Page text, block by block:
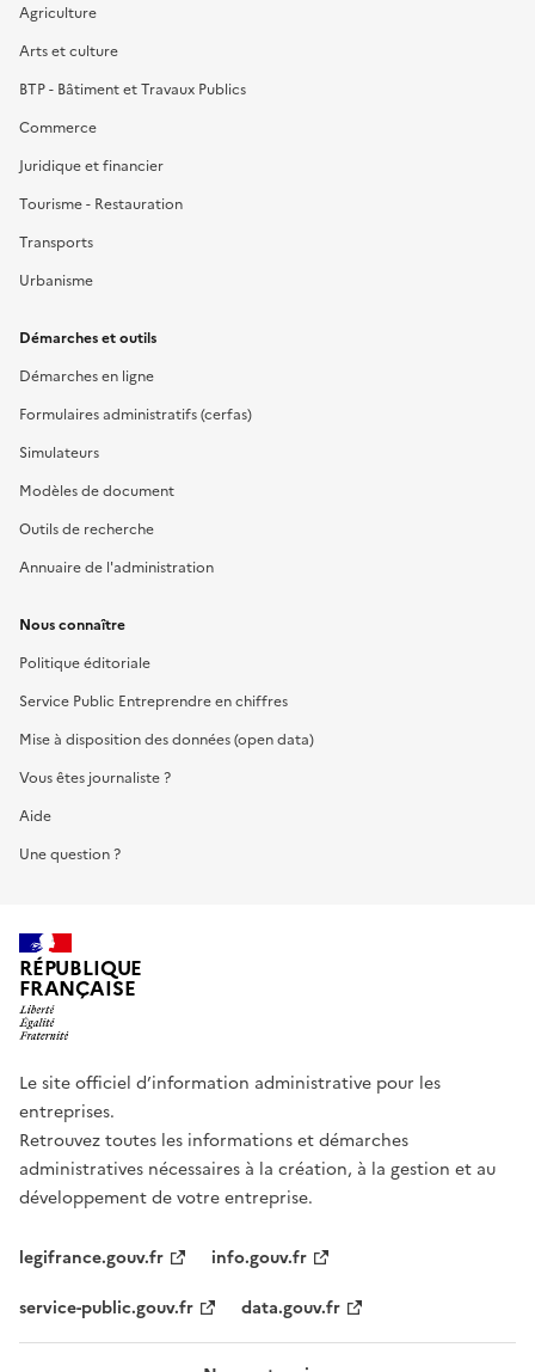
Agriculture
Arts et culture
BTP - Bâtiment et Travaux Publics
Commerce
Juridique et financier
Tourisme - Restauration
Transports
Urbanisme
Démarches et outils
Démarches en ligne
Formulaires administratifs (cerfas)
Simulateurs
Modèles de document
Outils de recherche
Annuaire de l'administration
Nous connaître
Politique éditoriale
Service Public Entreprendre en chiffres
Mise à disposition des données (open data)
Vous êtes journaliste ?
Aide
Une question ?
RÉPUBLIQUE
FRANÇAISE
Le site officiel d’information administrative pour les
entreprises.
Retrouvez toutes les informations et démarches
administratives nécessaires à la création, à la gestion et au
développement de votre entreprise.
legifrance.gouv.fr
info.gouv.fr
service-public.gouv.fr
data.gouv.fr